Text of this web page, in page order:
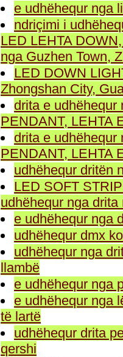
e udhëhequr nga
ndriçimi i
LED LEHTA
nga Guzhen Town,
LED DOWN
Zhongshan City,
drita e udhëhequr
PENDANT, LEHTA
drita e udhëhequr
PENDANT, LEHTA
udhëhequr dritën
LED SOFT
udhëhequr nga
e udhëhequr nga
udhëhequr dmx
udhëhequr nga
llambë
e udhëhequr nga
e udhëhequr nga
të lartë
udhëhequr drita
qershi